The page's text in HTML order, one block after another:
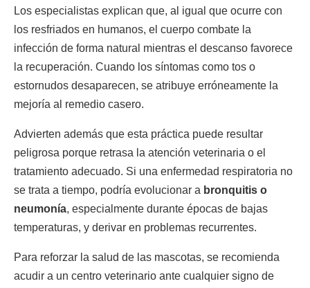
Los especialistas explican que, al igual que ocurre con
los resfriados en humanos, el cuerpo combate la
infección de forma natural mientras el descanso favorece
la recuperación. Cuando los síntomas como tos o
estornudos desaparecen, se atribuye erróneamente la
mejoría al remedio casero.
Advierten además que esta práctica puede resultar
peligrosa porque retrasa la atención veterinaria o el
tratamiento adecuado. Si una enfermedad respiratoria no
se trata a tiempo, podría evolucionar a bronquitis o
neumonía, especialmente durante épocas de bajas
temperaturas, y derivar en problemas recurrentes.
Para reforzar la salud de las mascotas, se recomienda
acudir a un centro veterinario ante cualquier signo de